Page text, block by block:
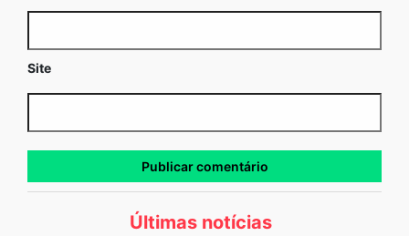
Site
Últimas notícias